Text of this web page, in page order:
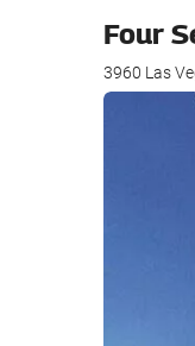
Four
3960 Las